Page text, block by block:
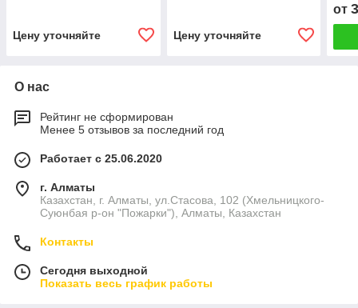
Цену уточняйте Цену уточняйте
от
О нас
Рейтинг не сформирован
Менее 5 отзывов за последний год
Работает с 25.06.2020
г. Алматы
Казахстан, г. Алматы, ул.Стасова, 102 (Хмельницкого-
Суюнбая р-он "Пожарки"), Алматы, Казахстан
Контакты
Сегодня выходной
Показать весь график работы